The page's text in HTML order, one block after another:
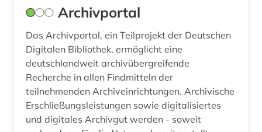
gelehrtenbibliothek (1)
gemeinsame körperschaftsdatei (werk) (1)
gemeinsame normdatei <werk> (1)
gemälde (1)
generative ki (1)
genf (1)
Archivportal
Das Archivportal, ein Teilprojekt der Deutschen
Digitalen Bibliothek, ermöglicht eine
deutschlandweit archivübergreifende
Recherche in allen Findmitteln der
teilnehmenden Archiveinrichtungen. Archivische
Erschließungsleistungen sowie digitalisiertes
und digitales Archivgut werden - soweit